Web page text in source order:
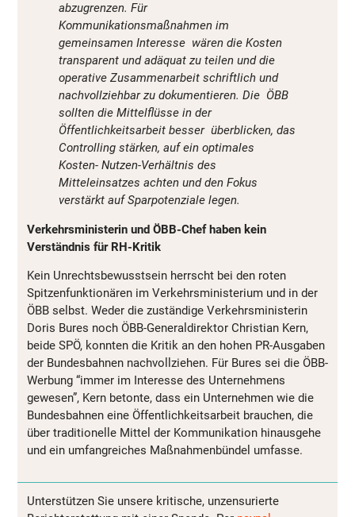
abzugrenzen. Für
Kommunikationsmaßnahmen im
gemeinsamen Interesse wären die Kosten
transparent und adäquat zu teilen und die
operative Zusammenarbeit schriftlich und
nachvollziehbar zu dokumentieren. Die ÖBB
sollten die Mittelflüsse in der
Öffentlichkeitsarbeit besser überblicken, das
Controlling stärken, auf ein optimales
Kosten- Nutzen-Verhältnis des
Mitteleinsatzes achten und den Fokus
verstärkt auf Sparpotenziale legen.
Verkehrsministerin und ÖBB-Chef haben kein
Verständnis für RH-Kritik
Kein Unrechtsbewusstsein herrscht bei den roten
Spitzenfunktionären im Verkehrsministerium und in der
ÖBB selbst. Weder die zuständige Verkehrsministerin
Doris Bures noch ÖBB-Generaldirektor Christian Kern,
beide SPÖ, konnten die Kritik an den hohen PR-Ausgaben
der Bundesbahnen nachvollziehen. Für Bures sei die ÖBB-
Werbung “immer im Interesse des Unternehmens
gewesen”, Kern betonte, dass ein Unternehmen wie die
Bundesbahnen eine Öffentlichkeitsarbeit brauchen, die
über traditionelle Mittel der Kommunikation hinausgehe
und ein umfangreiches Maßnahmenbündel umfasse.
Unterstützen Sie unsere kritische, unzensurierte